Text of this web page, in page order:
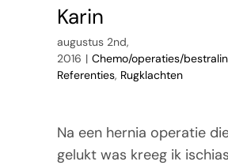
Karin
augustus 2nd,
2016 | Chemo/operaties/
Referenties, Rugklachten
Na een hernia operatie
gelukt was kreeg ik